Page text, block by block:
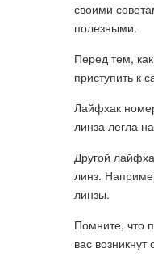
своими
полезными.
Перед тем,
приступить к
Лайфхак
линза легла
Другой
линз.
линзы.
Помните, что
вас